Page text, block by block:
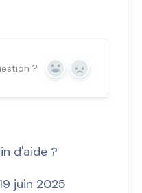
? Oui Non
d'aide ?
juin 2025